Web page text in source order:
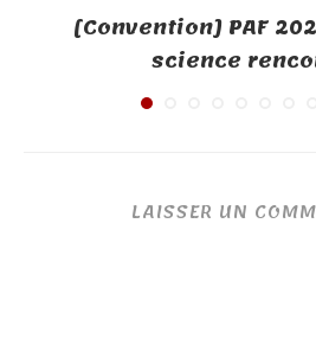
[Convention] PAF
science
LAISSER UN